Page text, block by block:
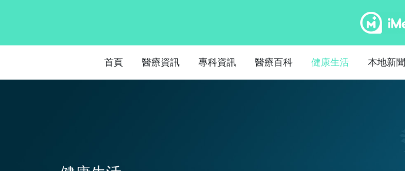
首頁 醫療資訊 專科資訊 醫療百科 健康生活 本地新聞